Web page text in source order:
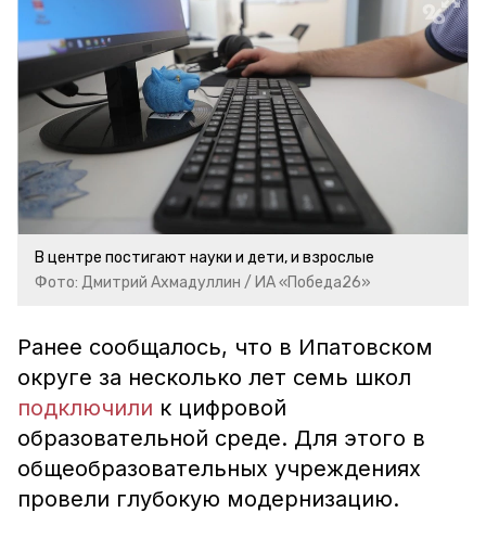
В центре постигают науки и дети, и взрослые
Фото: Дмитрий Ахмадуллин / ИА «Победа26»
Ранее сообщалось, что в Ипатовском
округе за несколько лет семь школ
подключили к цифровой
образовательной среде. Для этого в
общеобразовательных учреждениях
провели глубокую модернизацию.